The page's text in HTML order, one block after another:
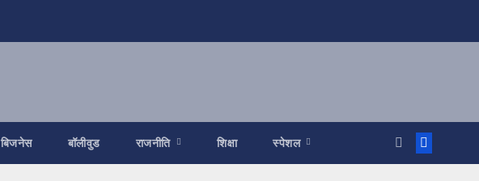
बिजनेस बॉलीवुड राजनीति शिक्षा स्पेशल